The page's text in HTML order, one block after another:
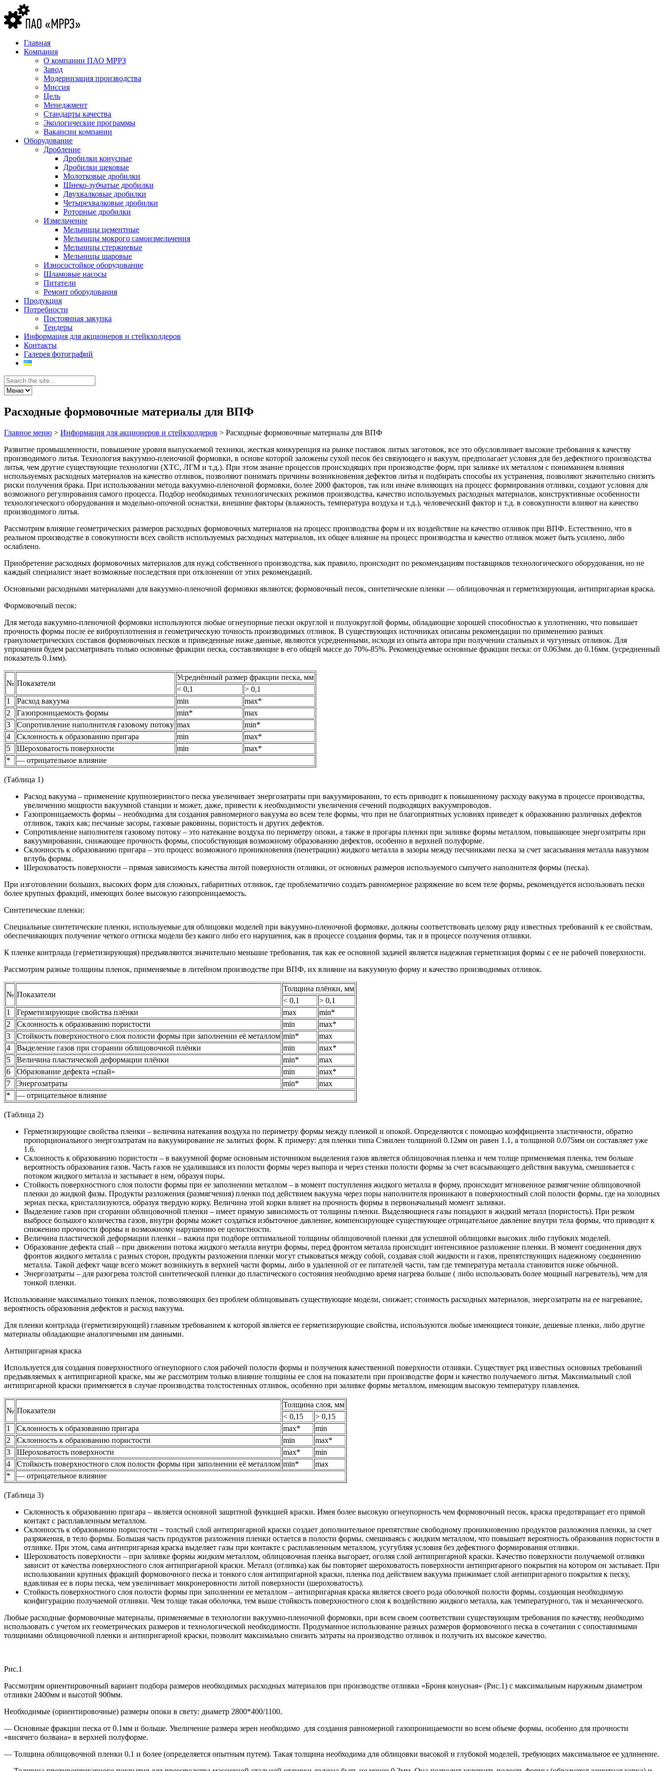
Главная
Компания
О компании ПАО МРРЗ
Завод
Модернизация производства
Миссия
Цель
Менеджмент
Стандарты качества
Экологические программы
Вакансии компании
Оборудование
Дробление
Дробилки конусные
Дробилки щековые
Молотковые дробилки
Шнеко-зубчатые дробилки
Двухвалковые дробилки
Четырехвалковые дробилки
Роторные дробилки
Измельчение
Мельницы цементные
Мельницы мокрого самоизмельчения
Мельницы стержневые
Мельницы шаровые
Износостойкое оборудование
Шламовые насосы
Питатели
Ремонт оборудования
Продукция
Потребности
Постоянная закупка
Тендеры
Информация для акционеров и стейкхолдеров
Контакты
Галерея фотографий
Расходные формовочные материалы для ВПФ
Главное меню > Информация для акционеров и стейкхолдеров > Расходные формовочные материалы для ВПФ
Развитие промышленности, повышение уровня выпускаемой техники, жесткая конкуренция на рынке поставок литых заготовок, все это обусловливает высокие требования к качеству
производимого литья. Технология вакуумно-пленочной формовки, в основе которой заложены сухой песок без связующего и вакуум, предполагает условия для без дефектного производства
литья, чем другие существующие технологии (ХТС, ЛГМ и т.д.). При этом знание процессов происходящих при производстве форм, при заливке их металлом с пониманием влияния
используемых расходных материалов на качество отливок, позволяют понимать причины возникновения дефектов литья и подбирать способы их устранения, позволяют значительно снизить
риски получения брака. При использовании метода вакуумно-пленочной формовки, более 2000 факторов, так или иначе влияющих на процесс формирования отливки, создают условия для
возможного регулирования самого процесса. Подбор необходимых технологических режимов производства, качество используемых расходных материалов, конструктивные особенности
технологического оборудования и модельно-опочной оснастки, внешние факторы (влажность, температура воздуха и т.д.), человеческий фактор и т.д. в совокупности влияют на качество
производимого литья.
Рассмотрим влияние геометрических размеров расходных формовочных материалов на процесс производства форм и их воздействие на качество отливок при ВПФ. Естественно, что в
реальном производстве в совокупности всех свойств используемых расходных материалов, их общее влияние на процесс производства и качество отливок может быть усилено, либо
ослаблено.
Приобретение расходных формовочных материалов для нужд собственного производства, как правило, происходит по рекомендациям поставщиков технологического оборудования, но не
каждый специалист знает возможные последствия при отклонении от этих рекомендаций.
Основными расходными материалами для вакуумно-пленочной формовки являются; формовочный песок, синтетические пленки — облицовочная и герметизирующая, антипригарная краска.
Формовочный песок:
Для метода вакуумно-пленочной формовки используются любые огнеупорные пески округлой и полуокруглой формы, обладающие хорошей способностью к уплотнению, что повышает
прочность формы после ее виброуплотнения и геометрическую точность производимых отливок. В существующих источниках описаны рекомендации по применению разных
гранулометрических составов формовочных песков и приведенные ниже данные, являются усредненными, исходя из опыта автора при получении стальных и чугунных отливок. Для
упрощения будем рассматривать только основные фракции песка, составляющие в его общей массе до 70%-85%. Рекомендуемые основные фракции песка: от 0.063мм. до 0.16мм. (усредненный
показатель 0.1мм).
№ Показатели
Усреднённый размер фракции песка, мм
< 0,1
> 0,1
1
Расход вакуума min
max*
2
Газопроницаемость формы min*
max
3
Сопротивление наполнителя газовому потоку max
min*
4
Склонность к образованию пригара min
max*
5
Шероховатость поверхности min
max*
*
— отрицательное влияние
(Таблица 1)
Расход вакуума – применение крупнозернистого песка увеличивает энергозатраты при вакуумировании, то есть приводит к повышенному расходу вакуума в процессе производства,
увеличению мощности вакуумной станции и может, даже, привести к необходимости увеличения сечений подводящих вакуумпроводов.
Газопроницаемость формы – необходима для создания равномерного вакуума во всем теле формы, что при не благоприятных условиях приведет к образованию различных дефектов
отливок, таких как; песчаные засоры, газовые раковины, пористость и других дефектов.
Сопротивление наполнителя газовому потоку – это натекание воздуха по периметру опоки, а также в прогары пленки при заливке формы металлом, повышающее энергозатраты при
вакуумировании, снижающее прочность формы, способствующая возможному образованию дефектов, особенно в верхней полуформе.
Склонность к образованию пригара – это процесс возможного проникновения (пенетрации) жидкого металла в зазоры между песчинками песка за счет засасывания металла вакуумом
вглубь формы.
Шероховатость поверхности – прямая зависимость качества литой поверхности отливки, от основных размеров используемого сыпучего наполнителя формы (песка).
При изготовлении больших, высоких форм для сложных, габаритных отливок, где проблематично создать равномерное разряжение во всем теле формы, рекомендуется использовать пески
более крупных фракций, имеющих более высокую газопроницаемость.
Синтетические пленки:
Специальные синтетические пленки, используемые для облицовки моделей при вакуумно-пленочной формовке, должны соответствовать целому ряду известных требований к ее свойствам,
обеспечивающих получение четкого оттиска модели без какого либо его нарушения, как в процессе создания формы, так и в процессе получения отливки.
К пленке контрлада (герметизирующая) предъявляются значительно меньшие требования, так как ее основной задачей является надежная герметизация формы с ее не рабочей поверхности.
Рассмотрим разные толщины пленок, применяемые в литейном производстве при ВПФ, их влияние на вакуумную форму и качество производимых отливок.
№ Показатели
Толщина плёнки, мм
< 0,1
> 0,1
1
Герметизирующие свойства плёнки max
min*
2
Склонность к образованию пористости min
max*
3
Стойкость поверхностного слоя полости формы при заполнении её металлом min*
max
4
Выделение газов при сгорании облицовочной плёнки min
max*
5
Величина пластической деформации плёнки min*
max
6
Образование дефекта «спай» min
max*
7
Энергозатраты min*
max
*
— отрицательное влияние
(Таблица 2)
Герметизирующие свойства пленки – величина натекания воздуха по периметру формы между пленкой и опокой. Определяются с помощью коэффициента эластичности, обратно
пропорционального энергозатратам на вакуумирование не залитых форм. К примеру: для пленки типа Сэвилен толщиной 0.12мм он равен 1.1, а толщиной 0.075мм он составляет уже
1.6.
Склонность к образованию пористости – в вакуумной форме основным источником выделения газов является облицовочная пленка и чем толще применяемая пленка, тем больше
вероятность образования газов. Часть газов не удалившаяся из полости формы через выпора и через стенки полости формы за счет всасывающего действия вакуума, смешивается с
потоком жидкого металла и застывает в нем, образуя поры.
Стойкость поверхностного слоя полости формы при ее заполнении металлом – в момент поступления жидкого металла в форму, происходит мгновенное размягчение облицовочной
пленки до жидкой фазы. Продукты разложения (размягчения) пленки под действием вакуума через поры наполнителя проникают в поверхностный слой полости формы, где на холодных
зернах песка, кристаллизуются, образуя твердую корку. Величина этой корки влияет на прочность формы в первоначальный момент заливки.
Выделение газов при сгорании облицовочной пленки – имеет прямую зависимость от толщины пленки. Выделяющиеся газы попадают в жидкий металл (пористость). При резком
выбросе большого количества газов, внутри формы может создаться избыточное давление, компенсирующее существующее отрицательное давление внутри тела формы, что приводит к
снижению прочности формы и возможному нарушению ее целостности.
Величина пластической деформации пленки – важна при подборе оптимальной толщины облицовочной пленки для успешной облицовки высоких либо глубоких моделей.
Образование дефекта спай – при движении потока жидкого металла внутри формы, перед фронтом металла происходит интенсивное разложение пленки. В момент соединения двух
фронтов жидкого металла с разных сторон, продукты разложения пленки могут стыковаться между собой, создавая слой жидкости и газов, препятствующих надежному соединению
металла. Такой дефект чаще всего может возникнуть в верхней части формы, либо в удаленной от ее питателей части, там где температура металла становится ниже обычной.
Энергозатраты – для разогрева толстой синтетической пленки до пластического состояния необходимо время нагрева больше ( либо использовать более мощный нагреватель), чем для
тонкой пленки.
Использование максимально тонких пленок, позволяющих без проблем облицовывать существующие модели, снижает; стоимость расходных материалов, энергозатраты на ее нагревание,
вероятность образования дефектов и расход вакуума.
Для пленки контрлада (герметизирующей) главным требованием к которой является ее герметизирующие свойства, используются любые имеющиеся тонкие, дешевые пленки, либо другие
материалы обладающие аналогичными им данными.
Антипригарная краска
Используется для создания поверхностного огнеупорного слоя рабочей полости формы и получения качественной поверхности отливки. Существует ряд известных основных требований
предъявляемых к антипригарной краске, мы же рассмотрим только влияние толщины ее слоя на показатели при производстве форм и качество получаемого литья. Максимальный слой
антипригарной краски применяется в случае производства толстостенных отливок, особенно при заливке формы металлом, имеющим высокую температуру плавления.
№ Показатели
Толщина слоя, мм
< 0,15
> 0,15
1
Склонность к образованию пригара max*
min
2
Склонность к образованию пористости min
max*
3
Шероховатость поверхности max*
min
4
Стойкость поверхностного слоя полости формы при заполнении её металлом min*
max
*
— отрицательное влияние
(Таблица 3)
Склонность к образованию пригара – является основной защитной функцией краски. Имея более высокую огнеупорность чем формовочный песок, краска предотвращает его прямой
контакт с расплавленным металлом.
Склонность к образованию пористости – толстый слой антипригарной краски создает дополнительное препятствие свободному проникновению продуктов разложения пленки, за счет
разряжения, в тело формы. Большая часть продуктов разложения пленки остается в полости формы, смешиваясь с жидким металлом, что повышает вероятность образования пористости в
отливке. При этом, сама антипригарная краска выделяет газы при контакте с расплавленным металлом, усугубляя условия без дефектного формирования отливки.
Шероховатость поверхности – при заливке формы жидким металлом, облицовочная пленка выгорает, оголяя слой антипригарной краски. Качество поверхности получаемой отливки
зависит от качества поверхностного слоя антипригарной краски. Металл (отливка) как бы повторяет шероховатость поверхности антипригарного покрытия на котором он застывает. При
использовании крупных фракций формовочного песка и тонкого слоя антипригарной краски, пленка под действием вакуума прижимает слой антипригарного покрытия к песку,
вдавливая ее в поры песка, чем увеличивает микронеровности литой поверхности (шероховатость).
Стойкость поверхностного слоя полости формы при заполнении ее металлом – антипригарная краска является своего рода оболочкой полости формы, создающая необходимую
конфигурацию получаемой отливки. Чем толще такая оболочка, тем выше стойкость поверхностного слоя к воздействию жидкого металла, как температурного, так и механического.
Любые расходные формовочные материалы, применяемые в технологии вакуумно-пленочной формовки, при всем своем соответствии существующим требования по качеству, необходимо
использовать с учетом их геометрических размеров и технологической необходимости. Продуманное использование разных размеров формовочного песка в сочетании с сопоставимыми
толщинами облицовочной пленки и антипригарной краски, позволит максимально снизить затраты на производство отливок и получить их высокое качество.
Рис.1
Рассмотрим ориентировочный вариант подбора размеров необходимых расходных материалов при производстве отливки «Броня конусная» (Рис.1) с максимальным наружным диаметром
отливки 2400мм и высотой 900мм.
Необходимые (ориентировочные) размеры опоки в свету: диаметр 2800*400/1100.
— Основные фракции песка от 0.1мм и больше. Увеличение размера зерен необходимо для создания равномерной газопроницаемости во всем объеме формы, особенно для прочности
«висячего болвана» в верхней полуформе.
— Толщина облицовочной пленки 0.1 и более (определяется опытным путем). Такая толщина необходима для облицовки высокой и глубокой моделей, требующих максимальное ее удлинение.